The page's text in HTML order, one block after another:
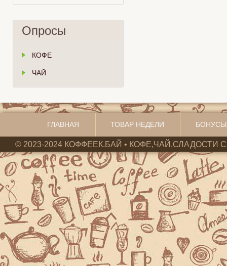
Опросы
КОФЕ
ЧАЙ
ГЛАВНАЯ ТОВАР НЕДЕЛИ
© 2023-2024 КОФФЕЕК.БАЙ • КОФЕ,ЧАЙ,СЛАДОСТИ С